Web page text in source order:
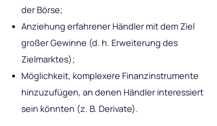
der Börse;
Anziehung erfahrener Händler mit dem Ziel
großer Gewinne (d. h. Erweiterung des
Zielmarktes);
Möglichkeit, komplexere Finanzinstrumente
hinzuzufügen, an denen Händler interessiert
sein könnten (z. B. Derivate).